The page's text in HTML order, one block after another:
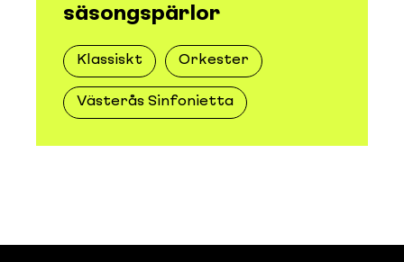
säsongspärlor
Klassiskt Orkester
Västerås Sinfonietta